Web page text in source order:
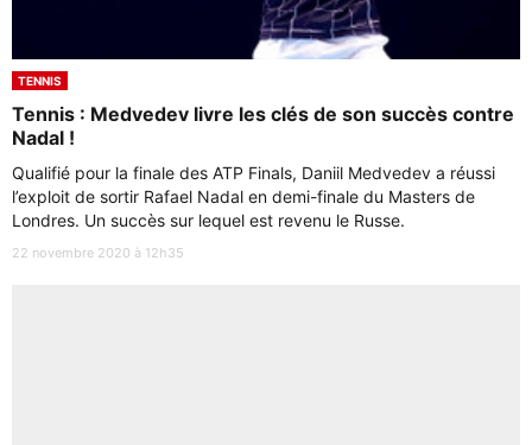
TENNIS
Tennis : Medvedev livre les clés de son succès contre
Nadal !
Qualifié pour la finale des ATP Finals, Daniil Medvedev a réussi
l’exploit de sortir Rafael Nadal en demi-finale du Masters de
Londres. Un succès sur lequel est revenu le Russe.
22 novembre 2020 à 12h35